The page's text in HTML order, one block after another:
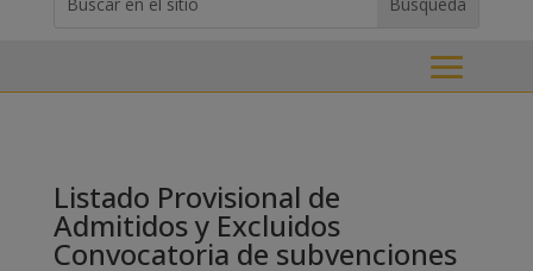
for...
Listado Provisional de
Admitidos y Excluidos
Convocatoria de subvenciones